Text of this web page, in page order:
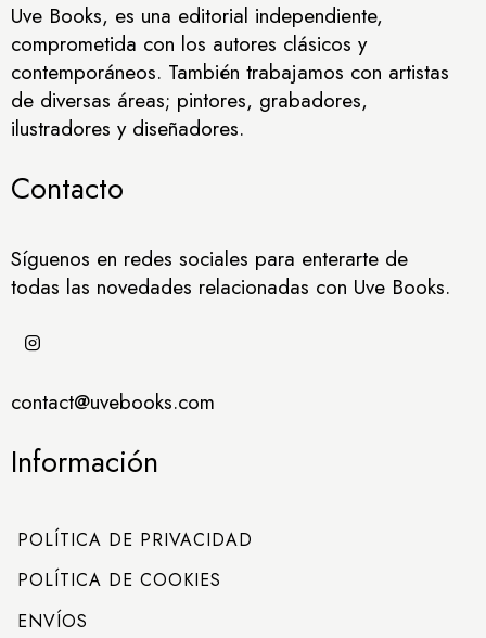
Uve Books, es una editorial independiente,
comprometida con los autores clásicos y
contemporáneos. También trabajamos con artistas
de diversas áreas; pintores, grabadores,
ilustradores y diseñadores.
Contacto
Síguenos en redes sociales para enterarte de
todas las novedades relacionadas con Uve Books.
contact@uvebooks.com
Información
POLÍTICA DE PRIVACIDAD
POLÍTICA DE COOKIES
ENVÍOS